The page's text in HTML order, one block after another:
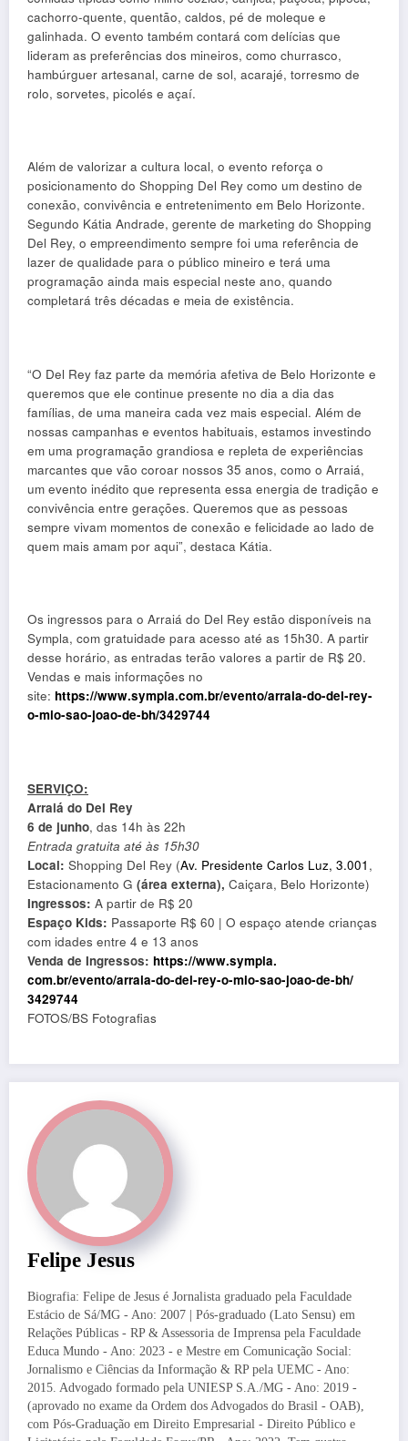
cachorro-quente, quentão, caldos, pé de moleque e
galinhada. O evento também contará com delícias que
lideram as preferências dos mineiros, como churrasco,
hambúrguer artesanal, carne de sol, acarajé, torresmo de
rolo, sorvetes, picolés e açaí.
Além de valorizar a cultura local, o evento reforça o
posicionamento do Shopping Del Rey como um destino de
conexão, convivência e entretenimento em Belo Horizonte.
Segundo Kátia Andrade, gerente de marketing do Shopping
Del Rey, o empreendimento sempre foi uma referência de
lazer de qualidade para o público mineiro e terá uma
programação ainda mais especial neste ano, quando
completará três décadas e meia de existência.
“O Del Rey faz parte da memória afetiva de Belo Horizonte e
queremos que ele continue presente no dia a dia das
famílias, de uma maneira cada vez mais especial. Além de
nossas campanhas e eventos habituais, estamos investindo
em uma programação grandiosa e repleta de experiências
marcantes que vão coroar nossos 35 anos, como o Arraiá,
um evento inédito que representa essa energia de tradição e
convivência entre gerações. Queremos que as pessoas
sempre vivam momentos de conexão e felicidade ao lado de
quem mais amam por aqui”, destaca Kátia.
Os ingressos para o Arraiá do Del Rey estão disponíveis na
Sympla, com gratuidade para acesso até as 15h30. A partir
desse horário, as entradas terão valores a partir de R$ 20.
Vendas e mais informações no
site: https://www.sympla.com.br/evento/arraia-do-del-rey-
o-mio-sao-joao-de-bh/3429744
SERVIÇO:
Arraiá do Del Rey
6 de junho, das 14h às 22h
Entrada gratuita até às 15h30
Local: Shopping Del Rey (Av. Presidente Carlos Luz, 3.001 ,
Estacionamento G (área externa), Caiçara, Belo Horizonte)
Ingressos: A partir de R$ 20
Espaço Kids: Passaporte R$ 60 | O espaço atende crianças
com idades entre 4 e 13 anos
Venda de Ingressos: https://www.sympla.
com.br/evento/arraia-do-del-rey-o-mio-sao-joao-de-bh/
3429744
FOTOS/BS Fotografias
Felipe Jesus
Biografia: Felipe de Jesus é Jornalista graduado pela Faculdade
Estácio de Sá/MG - Ano: 2007 | Pós-graduado (Lato Sensu) em
Relações Públicas - RP & Assessoria de Imprensa pela Faculdade
Educa Mundo - Ano: 2023 - e Mestre em Comunicação Social:
Jornalismo e Ciências da Informação & RP pela UEMC - Ano:
2015. Advogado formado pela UNIESP S.A./MG - Ano: 2019 -
(aprovado no exame da Ordem dos Advogados do Brasil - OAB),
com Pós-Graduação em Direito Empresarial - Direito Público e